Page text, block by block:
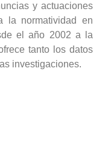
y actuaciones
la normatividad en
el año 2002 a la
tanto los datos
investigaciones.